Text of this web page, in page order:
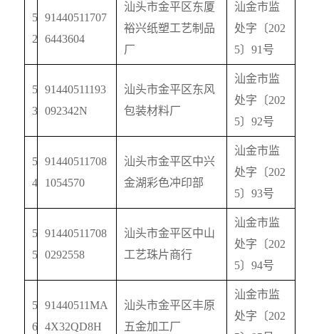
5
2
91440511707
6443604
汕头市金平区东厦
裕兴纸塑工艺制品
厂
汕金市监
处字〔202
5〕 91 号
5
3
91440511193
092342N
汕头市金平区东风
包装材料厂
汕金市监
处字〔202
5〕 92号
5
4
91440511708
1054570
汕头市金平区中兴
金湖彩色冲印部
汕金市监
处字〔202
5〕 93号
5
5
91440511708
0292558
汕头市金平区中山
工艺珠片商行
汕金市监
处字〔202
5〕 94号
5
6
91440511MA
4X32QD8H
汕头市金平区丰原
五金加工厂
汕金市监
处字〔202